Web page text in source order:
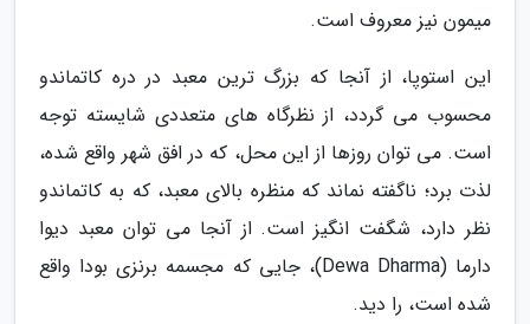
میمون نیز معروف است.
این استوپا، از آنجا که بزرگ ترین معبد در دره کاتماندو
محسوب می گردد، از نظرگاه های متعددی شایسته توجه
است. می توان روزها از این محل، که در افق شهر واقع شده،
لذت برد؛ ناگفته نماند که منظره بالای معبد، که به کاتماندو
نظر دارد، شگفت انگیز است. از آنجا می توان معبد دیوا
دارما (Dewa Dharma)، جایی که مجسمه برنزی بودا واقع
شده است، را دید.